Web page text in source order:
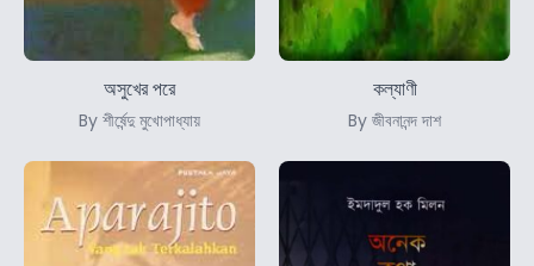
অসুখের পরে
By শীর্ষেন্দু মুখোপাধ্যায়
কল্যাণী
By জীবনানন্দ দাশ